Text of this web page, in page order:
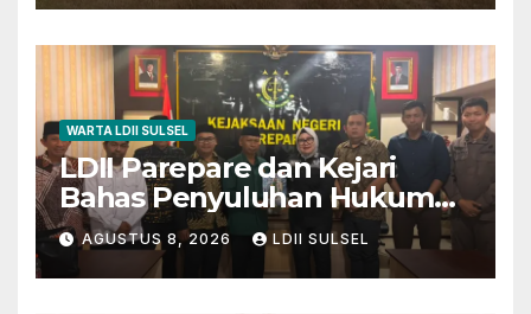
WARTA LDII SULSEL
LDII Parepare dan Kejari
Bahas Penyuluhan Hukum
untuk Warga dan Masyarakat
AGUSTUS 8, 2026 LDII SULSEL